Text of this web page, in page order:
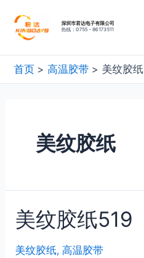
深圳市君达电子有限公司
热线：0755 - 86173511
首页 高温胶带 美纹胶纸
美纹胶纸
美纹胶纸519
美纹胶纸,高温胶带